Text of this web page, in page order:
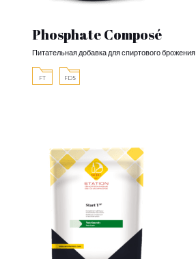
Phosphate Composé
Питательная добавка для спиртового брожения
FT FDS